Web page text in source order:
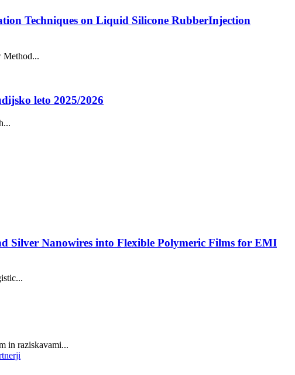
Techniques on Liquid Silicone RubberInjection
Method...
leto 2025/2026
Silver Nanowires into Flexible Polymeric Films for EMI
in raziskavami...